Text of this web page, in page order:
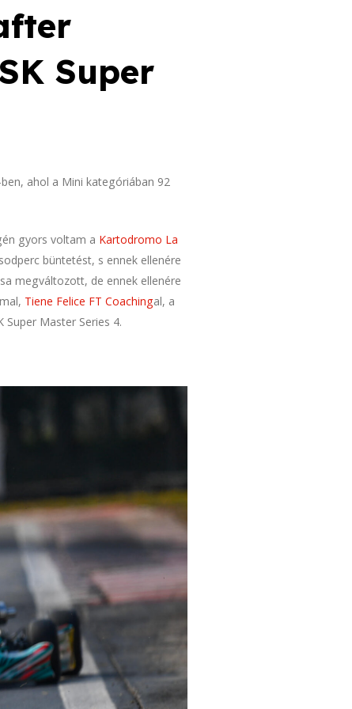
Super
ahol a Mini kategóriában 92
gyors voltam a Kartodromo La
büntetést, s ennek ellenére
megváltozott, de ennek ellenére
Tiene Felice FT Coachingal, a
Master Series 4.